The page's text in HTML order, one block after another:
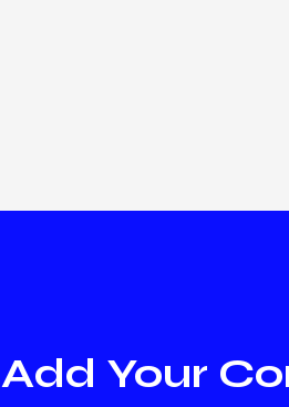
Add Your